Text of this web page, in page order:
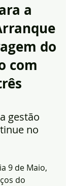
a
do
com
gestão
no
9 de Maio,
do